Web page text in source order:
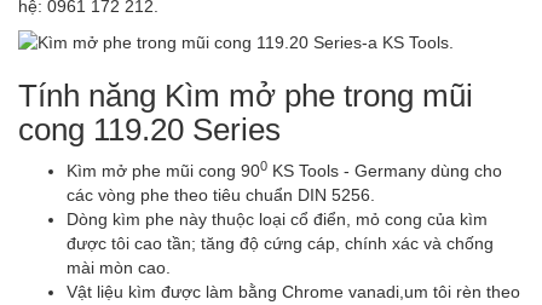
hệ: 0961 172 212.
Tính năng Kìm mở phe trong mũi
cong 119.20 Series
Kìm mở phe mũi cong 900 KS Tools - Germany dùng cho
các vòng phe theo tiêu chuẩn DIN 5256.
Dòng kìm phe này thuộc loại cổ điển, mỏ cong của kìm
được tôi cao tần; tăng độ cứng cáp, chính xác và chống
mài mòn cao.
Vật liệu kìm được làm bằng Chrome vanadi,um tôi rèn theo